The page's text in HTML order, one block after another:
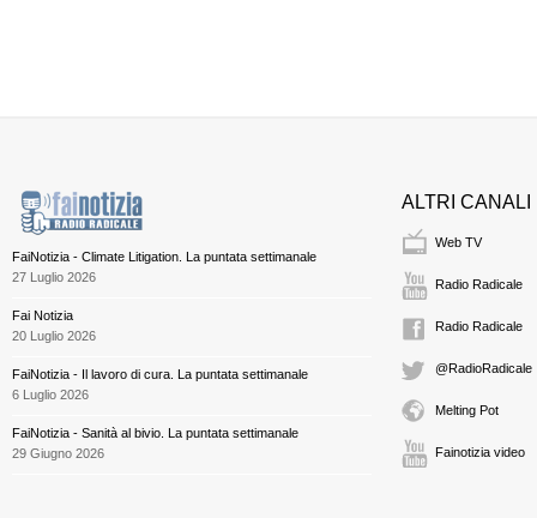
FaiNotizia - Climate Litigation. La puntata settimanale
27 Luglio 2026
Fai Notizia
20 Luglio 2026
FaiNotizia - Il lavoro di cura. La puntata settimanale
6 Luglio 2026
FaiNotizia - Sanità al bivio. La puntata settimanale
29 Giugno 2026
ALTRI CANALI
Web TV
Radio Radicale
Radio Radicale
@RadioRadicale
Melting Pot
Fainotizia video